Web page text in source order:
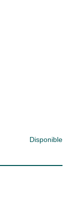
Disponible